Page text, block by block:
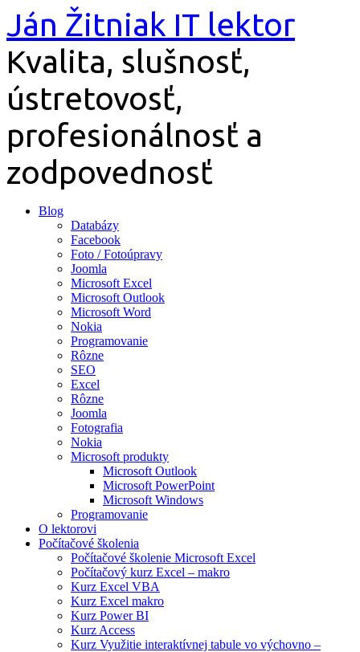
Preskočiť
na
obsah
Ján Žitniak IT lektor
Kvalita, slušnosť,
ústretovosť,
profesionálnosť a
zodpovednosť
Blog
Databázy
Facebook
Foto / Fotoúpravy
Joomla
Microsoft Excel
Microsoft Outlook
Microsoft Word
Nokia
Programovanie
Rôzne
SEO
Excel
Rôzne
Joomla
Fotografia
Nokia
Microsoft produkty
Microsoft Outlook
Microsoft PowerPoint
Microsoft Windows
Programovanie
O lektorovi
Počítačové školenia
Počítačové školenie Microsoft Excel
Počítačový kurz Excel – makro
Kurz Excel VBA
Kurz Excel makro
Kurz Power BI
Kurz Access
Kurz Využitie interaktívnej tabule vo výchovno –